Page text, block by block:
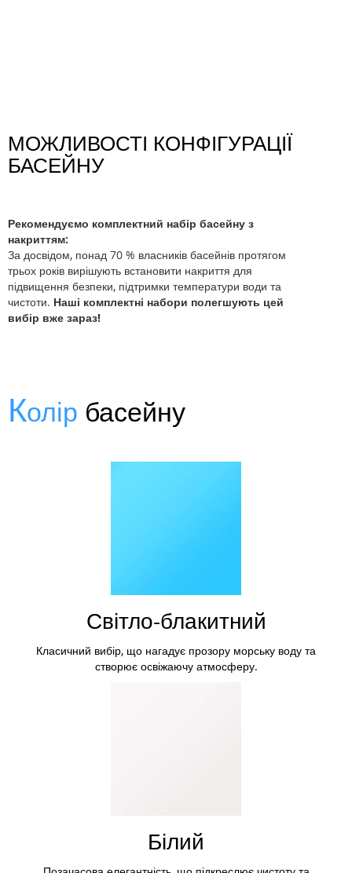
МОЖЛИВОСТІ КОНФІГУРАЦІЇ
БАСЕЙНУ
Рекомендуємо комплектний набір басейну з
накриттям:
За досвідом, понад 70 % власників басейнів протягом
трьох років вирішують встановити накриття для
підвищення безпеки, підтримки температури води та
чистоти. Наші комплектні набори полегшують цей
вибір вже зараз!
Колір басейну
Світло-блакитний
Класичний вибір, що нагадує прозору морську воду та
створює освіжаючу атмосферу.
Білий